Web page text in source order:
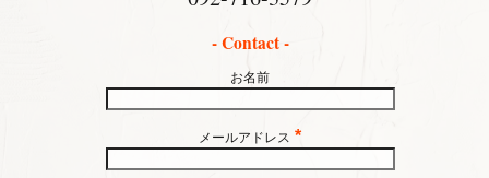
- Contact -
お名前
メールアドレス *